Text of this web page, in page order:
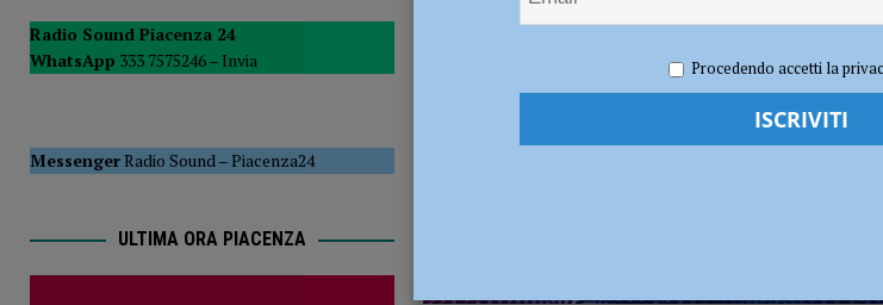
[ 6 Agosto 2026 ] Scoperto durante il furto in un bar aggredisce i titolari ferendone uno: bloccato e arrestato
CRONACA PIACENZA
CRONACA PIACENZA
Redazione FG Attualità
Radio Sound Piacenza 24
WhatsApp 333 7575246 – Invia
MessengerRadio Sound–Piacenza24
ULTIMA ORA PIACENZA
Procedendo accetti la